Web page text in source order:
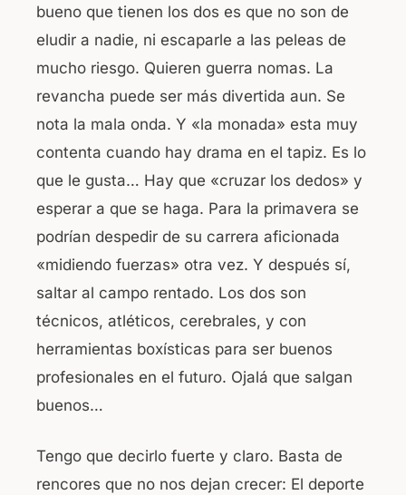
bueno que tienen los dos es que no son de
eludir a nadie, ni escaparle a las peleas de
mucho riesgo. Quieren guerra nomas. La
revancha puede ser más divertida aun. Se
nota la mala onda. Y «la monada» esta muy
contenta cuando hay drama en el tapiz. Es lo
que le gusta… Hay que «cruzar los dedos» y
esperar a que se haga. Para la primavera se
podrían despedir de su carrera aficionada
«midiendo fuerzas» otra vez. Y después sí,
saltar al campo rentado. Los dos son
técnicos, atléticos, cerebrales, y con
herramientas boxísticas para ser buenos
profesionales en el futuro. Ojalá que salgan
buenos…
Tengo que decirlo fuerte y claro. Basta de
rencores que no nos dejan crecer: El deporte